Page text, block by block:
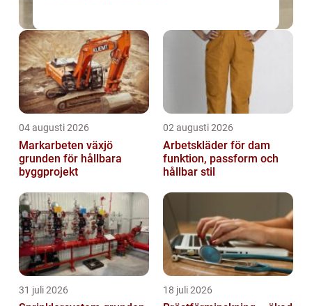
04 augusti 2026
Markarbeten växjö
grunden för hållbara
byggprojekt
02 augusti 2026
Arbetskläder för dam
funktion, passform och
hållbar stil
31 juli 2026 18 juli 2026